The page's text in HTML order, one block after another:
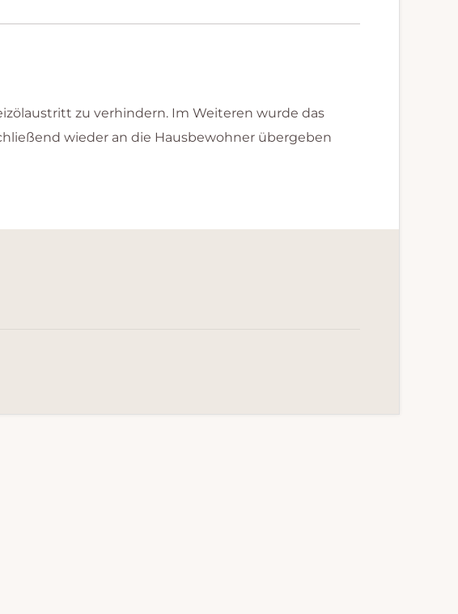
zu verhindern. Im Weiteren wurde das
wieder an die Hausbewohner übergeben